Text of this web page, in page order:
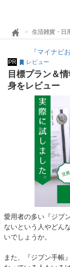
生活雑貨・日
『マイナビ
PR レビュー
目標プラン＆
身をレビュー
愛用者の多い『ジブ
ないという人やどん
いでしょうか。
また、『ジブン手帳